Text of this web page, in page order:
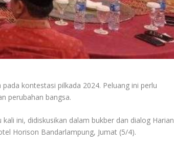
kontestasi pilkada 2024. Peluang ini perlu
perubahan bangsa.
ini, didiskusikan dalam bukber dan dialog Harian
Horison Bandarlampung, Jumat (5/4).